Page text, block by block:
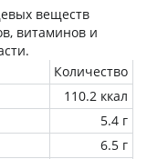
веществ
витаминов и
Количество
110.2 ккал
5.4 г
6.5 г